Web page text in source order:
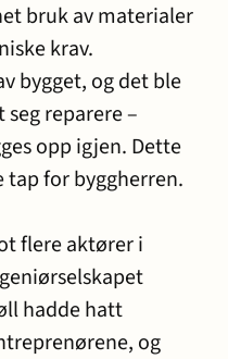
bruk av materialer
krav.
bygget, og det ble
reparere –
opp igjen. Dette
for byggherren.
flere aktører i
hadde hatt
og